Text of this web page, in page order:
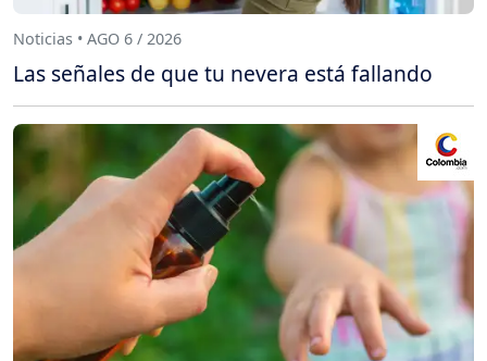
Noticias • AGO 6 / 2026
Las señales de que tu nevera está fallando